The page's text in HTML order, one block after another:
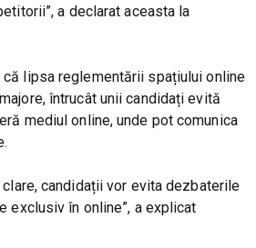
a declarat aceasta la
că lipsa reglementării spațiului online
întrucât unii candidați evită
mediul online, unde pot comunica
candidații vor evita dezbaterile
exclusiv în online”, a explicat